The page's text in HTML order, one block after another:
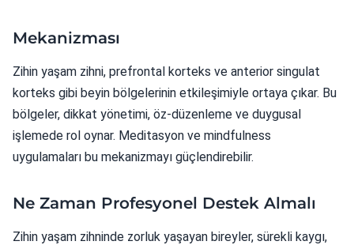
Mekanizması
Zihin yaşam zihni, prefrontal korteks ve anterior singulat
korteks gibi beyin bölgelerinin etkileşimiyle ortaya çıkar. Bu
bölgeler, dikkat yönetimi, öz-düzenleme ve duygusal
işlemede rol oynar. Meditasyon ve mindfulness
uygulamaları bu mekanizmayı güçlendirebilir.
Ne Zaman Profesyonel Destek Almalı
Zihin yaşam zihninde zorluk yaşayan bireyler, sürekli kaygı,